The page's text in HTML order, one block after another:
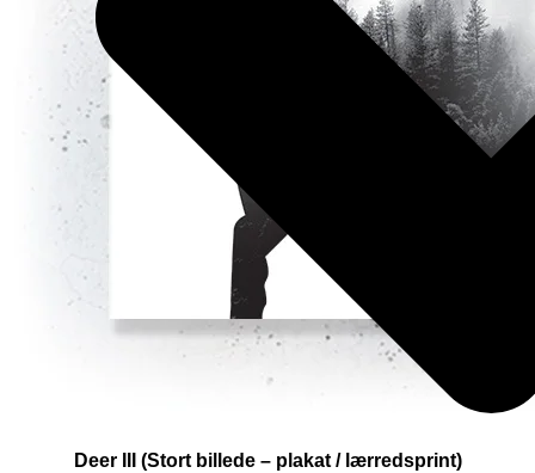
Deer III (Stort billede – plakat / lærredsprint)